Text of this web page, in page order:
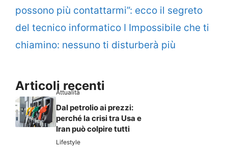
possono più contattarmi”: ecco il segreto
del tecnico informatico I Impossibile che ti
chiamino: nessuno ti disturberà più
Articoli recenti
Attualità
Dal petrolio ai prezzi:
perché la crisi tra Usa e
Iran può colpire tutti
Lifestyle